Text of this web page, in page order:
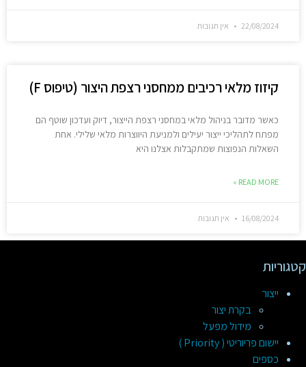
22/08/2024 אין תגובות
קיזוז מלאי רכיבים ממחסני רצפת היצור (טיפוס F)
כאשר מדובר בניהול מלאי במחסני רצפת הייצור, דיוק ועדכון שוטף הם
מפתח לתהליכי ייצור יעילים ולמניעת היווצרות מלאי שלילי. אחת
השאלות הנפוצות שמתקבלות אצלנו היא
READ MORE »
16/08/2024 אין תגובות
קטגוריות
ייצור
בקרת יצור
מידול מפעל
יישום פריוריטי ( Priority )
כספים